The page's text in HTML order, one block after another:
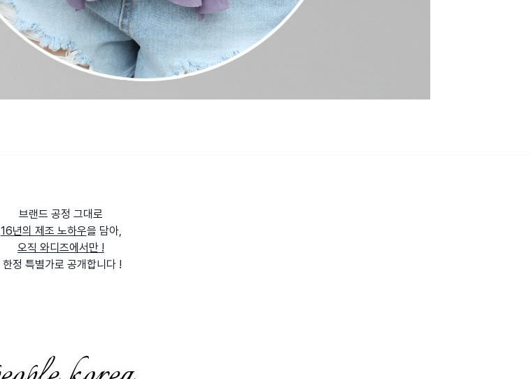
브랜드 공정 그대로
16년의 제조 노하우을 담아,
오직 와디즈에서만 !
한정 특별가로 공개합니다 !